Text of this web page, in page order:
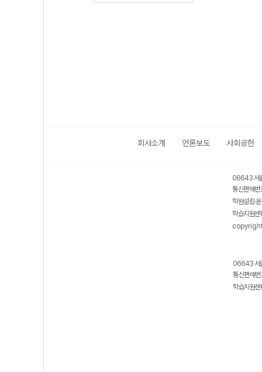
회사소개 언론보도 사회공헌
06643 서
통신판매
학원설립·
학습지원
06643 서
통신판매
학습지원